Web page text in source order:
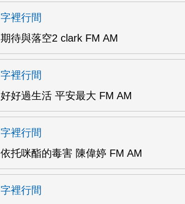
字裡行間
期待與落空2 clark FM AM
字裡行間
好好過生活 平安最大 FM AM
字裡行間
依托咪酯的毒害 陳偉婷 FM AM
字裡行間